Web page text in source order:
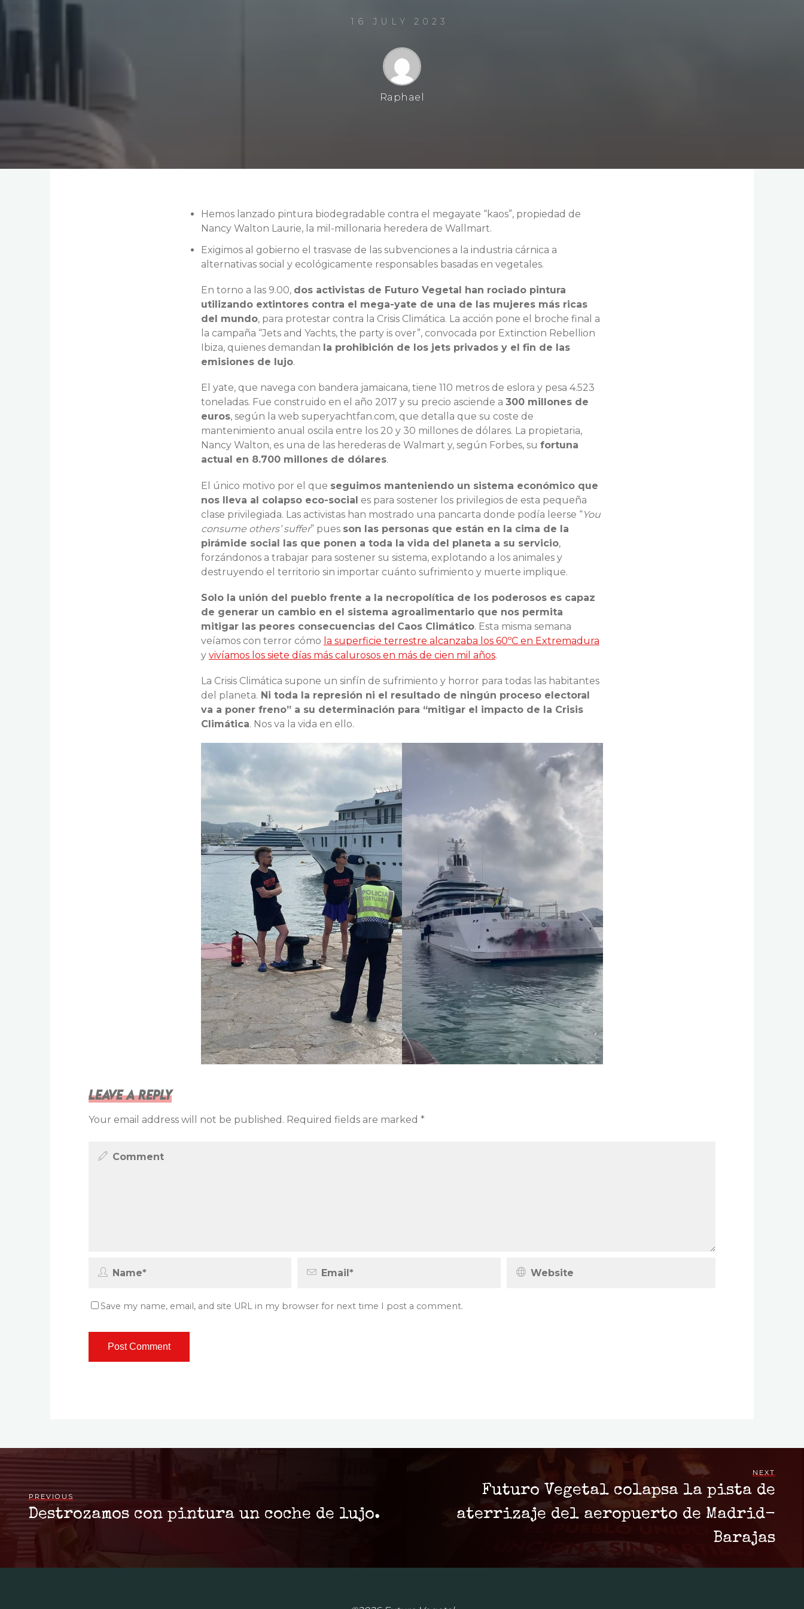
16 JULY 2023
Raphael
Hemos lanzado pintura biodegradable contra el megayate “kaos”, propiedad de
Nancy Walton Laurie, la mil-millonaria heredera de Wallmart.
Exigimos al gobierno el trasvase de las subvenciones a la industria cárnica a
alternativas social y ecológicamente responsables basadas en vegetales.
En torno a las 9.00, dos activistas de Futuro Vegetal han rociado pintura
utilizando extintores contra el mega-yate de una de las mujeres más ricas
del mundo, para protestar contra la Crisis Climática. La acción pone el broche final a
la campaña “Jets and Yachts, the party is over”, convocada por Extinction Rebellion
Ibiza, quienes demandan la prohibición de los jets privados y el fin de las
emisiones de lujo.
El yate, que navega con bandera jamaicana, tiene 110 metros de eslora y pesa 4.523
toneladas. Fue construido en el año 2017 y su precio asciende a 300 millones de
euros, según la web superyachtfan.com, que detalla que su coste de
mantenimiento anual oscila entre los 20 y 30 millones de dólares. La propietaria,
Nancy Walton, es una de las herederas de Walmart y, según Forbes, su fortuna
actual en 8.700 millones de dólares.
El único motivo por el que seguimos manteniendo un sistema económico que
nos lleva al colapso eco-social es para sostener los privilegios de esta pequeña
clase privilegiada. Las activistas han mostrado una pancarta donde podía leerse “You
consume others’ suffer” pues son las personas que están en la cima de la
pirámide social las que ponen a toda la vida del planeta a su servicio,
forzándonos a trabajar para sostener su sistema, explotando a los animales y
destruyendo el territorio sin importar cuánto sufrimiento y muerte implique.
Solo la unión del pueblo frente a la necropolítica de los poderosos es capaz
de generar un cambio en el sistema agroalimentario que nos permita
mitigar las peores consecuencias del Caos Climático. Esta misma semana
veíamos con terror cómo la superficie terrestre alcanzaba los 60ºC en Extremadura
y vivíamos los siete días más calurosos en más de cien mil años.
La Crisis Climática supone un sinfín de sufrimiento y horror para todas las habitantes
del planeta. Ni toda la represión ni el resultado de ningún proceso electoral
va a poner freno” a su determinación para “mitigar el impacto de la Crisis
Climática. Nos va la vida en ello.
Leave a Reply
Your email address will not be published. Required fields are marked *
Save my name, email, and site URL in my browser for next time I post a comment.
PREVIOUS
Destrozamos con pintura un coche de lujo.
NEXT
Futuro Vegetal colapsa la pista de
aterrizaje del aeropuerto de Madrid-
Barajas